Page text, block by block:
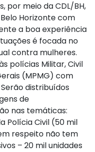
por meio da CDL/BH,
Horizonte com
a boa experiência
é focada no
contra mulheres.
polícias Militar, Civil
(MPMG) com
distribuídos
de
nas temáticas:
Polícia Civil (50 mil
respeito não tem
– 20 mil unidades